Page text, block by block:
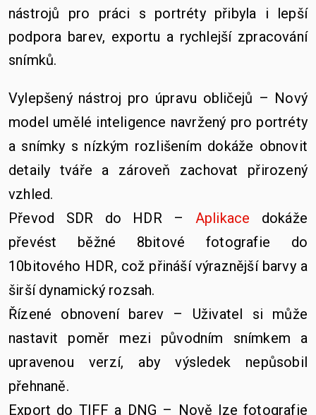
nástrojů pro práci s portréty přibyla i lepší
podpora barev, exportu a rychlejší zpracování
snímků.
Vylepšený nástroj pro úpravu obličejů – Nový
model umělé inteligence navržený pro portréty
a snímky s nízkým rozlišením dokáže obnovit
detaily tváře a zároveň zachovat přirozený
vzhled.
Převod SDR do HDR – Aplikace dokáže
převést běžné 8bitové fotografie do
10bitového HDR, což přináší výraznější barvy a
širší dynamický rozsah.
Řízené obnovení barev – Uživatel si může
nastavit poměr mezi původním snímkem a
upravenou verzí, aby výsledek nepůsobil
přehnaně.
Export do TIFF a DNG – Nově lze fotografie